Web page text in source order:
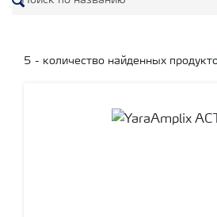
5 - количество найденных